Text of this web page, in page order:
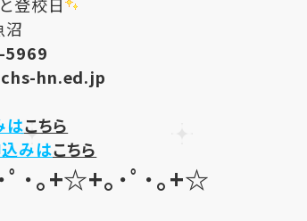
沼
hn.ed.jp
はこちら
みはこちら
･｡+☆+｡･ﾟ･｡+☆